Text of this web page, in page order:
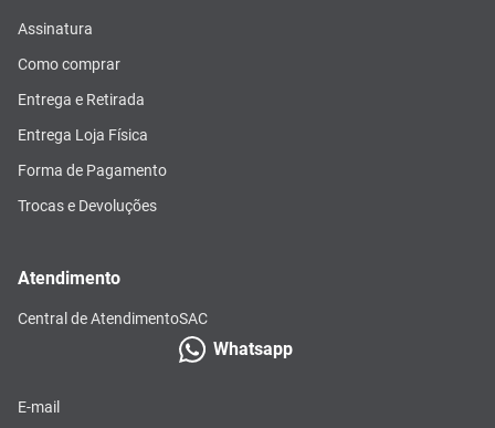
Assinatura
Como comprar
Entrega e Retirada
Entrega Loja Física
Forma de Pagamento
Trocas e Devoluções
Atendimento
Central de AtendimentoSAC
Whatsapp
E-mail